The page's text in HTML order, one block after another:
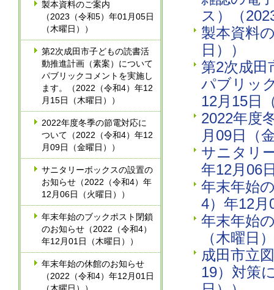
製本資料のご案内
（2023（令和5）年01月05日
（木曜日））
第2次成田市子どもの読書活
動推進計画（素案）について
パブリックコメントを実施し
ます。（2022（令和4）年12
月15日（木曜日））
2022年度冬季の節電対応に
ついて（2022（令和4）年12
月09日（金曜日））
サニタリーボックスの設置の
お知らせ（2022（令和4）年
12月06日（火曜日））
年末年始のブックポスト閉鎖
のお知らせ（2022（令和4）
年12月01日（木曜日））
年末年始の休館のお知らせ
（2022（令和4）年12月01日
ス）（
製本資料
日））
第2次成田
パブリッ
12月15日
2022年度
月09日（
サニタリ
年12月06
年末年始
4）年12月
年末年始
（木曜日
成田市立
19）対策